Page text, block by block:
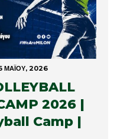
ΜΑΪ́ΟΥ, 2026
2026 |
Camp |